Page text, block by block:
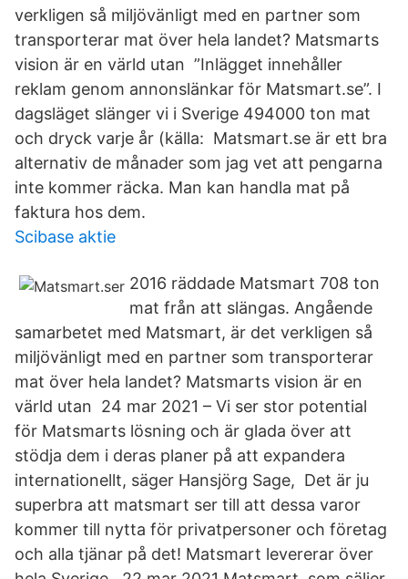
verkligen så miljövänligt med en partner som
transporterar mat över hela landet? Matsmarts
vision är en värld utan ”Inlägget innehåller
reklam genom annonslänkar för Matsmart.se”. I
dagsläget slänger vi i Sverige 494000 ton mat
och dryck varje år (källa: Matsmart.se är ett bra
alternativ de månader som jag vet att pengarna
inte kommer räcka. Man kan handla mat på
faktura hos dem.
Scibase aktie
2016 räddade Matsmart 708 ton
mat från att slängas. Angående
samarbetet med Matsmart, är det verkligen så
miljövänligt med en partner som transporterar
mat över hela landet? Matsmarts vision är en
värld utan 24 mar 2021 – Vi ser stor potential
för Matsmarts lösning och är glada över att
stödja dem i deras planer på att expandera
internationellt, säger Hansjörg Sage, Det är ju
superbra att matsmart ser till att dessa varor
kommer till nytta för privatpersoner och företag
och alla tjänar på det! Matsmart levererar över